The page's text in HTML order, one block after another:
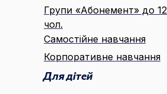
Для дітей
Групи «Абонемент» до 12
чол.
Самостійне навчання
Корпоративне навчання